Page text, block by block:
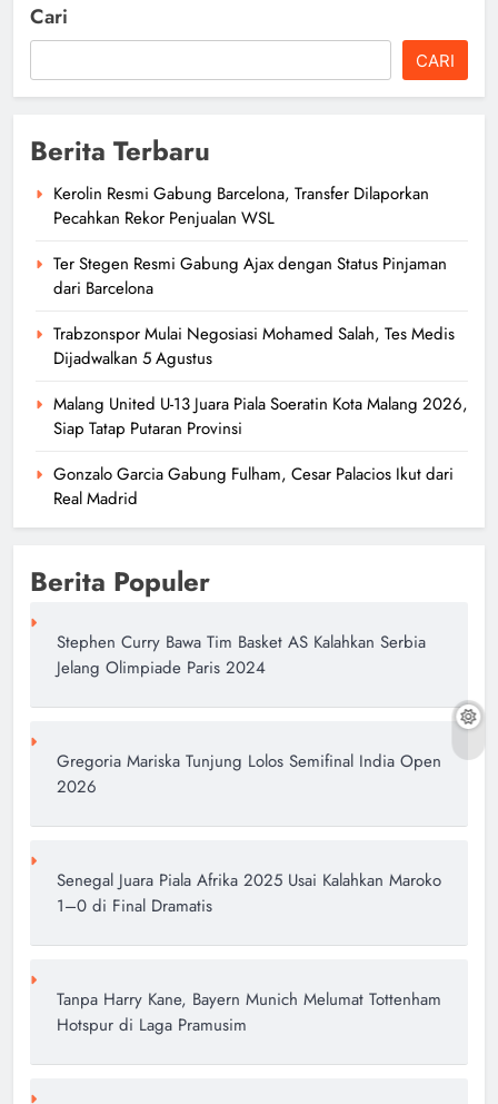
Cari
CARI
Berita Terbaru
Kerolin Resmi Gabung Barcelona, Transfer Dilaporkan
Pecahkan Rekor Penjualan WSL
Ter Stegen Resmi Gabung Ajax dengan Status Pinjaman
dari Barcelona
Trabzonspor Mulai Negosiasi Mohamed Salah, Tes Medis
Dijadwalkan 5 Agustus
Malang United U-13 Juara Piala Soeratin Kota Malang 2026,
Siap Tatap Putaran Provinsi
Gonzalo Garcia Gabung Fulham, Cesar Palacios Ikut dari
Real Madrid
Berita Populer
Stephen Curry Bawa Tim Basket AS Kalahkan Serbia
Jelang Olimpiade Paris 2024
Gregoria Mariska Tunjung Lolos Semifinal India Open
2026
Senegal Juara Piala Afrika 2025 Usai Kalahkan Maroko
1–0 di Final Dramatis
Tanpa Harry Kane, Bayern Munich Melumat Tottenham
Hotspur di Laga Pramusim